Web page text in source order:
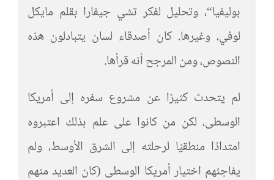
بوليفيا“، وتحليل لفكر تشي جيفارا بقلم مايكل
لوفي، وغيرها. كان أصدقاء لسان يتبادلون هذه
النصوص، ومن المرجح أنه قرأها.
لم يتحدث كثيرًا عن مشروع سفره إلى أمريكا
الوسطى، لكن من كانوا على علم بذلك اعتبروه
امتدادًا منطقيًا لرحلته إلى الشرق الأوسط، ولم
يفاجئهم اختيار أمريكا الوسطى (كان العديد منهم